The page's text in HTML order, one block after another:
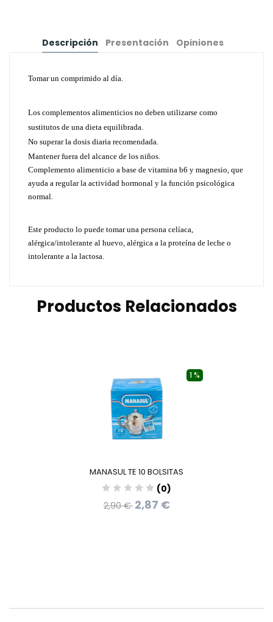
Descripción Presentación Opiniones
Tomar un comprimido al día.
Los complementos alimenticios no deben utilizarse como
sustitutos de una dieta equilibrada.
No superar la dosis diaria recomendada.
Mantener fuera del alcance de los niños.
Complemento alimenticio a base de vitamina b6 y magnesio, que
ayuda a regular la actividad hormonal y la función psicológica
normal.
Este producto lo puede tomar una persona celíaca,
alérgica/intolerante al huevo, alérgica a la proteína de leche o
intolerante a la lactosa.
Productos Relacionados
1 %
MANASUL TE 10 BOLSITAS
(0)
2,90 €2,87 €